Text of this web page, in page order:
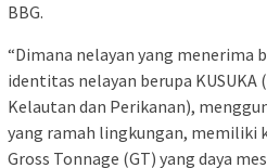
BBG.
“Dimana nelayan yang menerima
identitas nelayan berupa KUSUKA
Kelautan dan Perikanan),
yang ramah lingkungan, memiliki
Gross Tonnage (GT) yang daya